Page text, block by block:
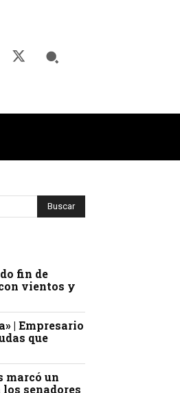
fin de
vientos y
| Empresario
que
marcó un
senadores